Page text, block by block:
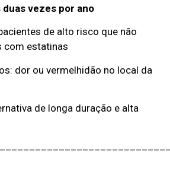
duas vezes por ano
de alto risco que não
com estatinas
dor ou vermelhidão no local da
de longa duração e alta